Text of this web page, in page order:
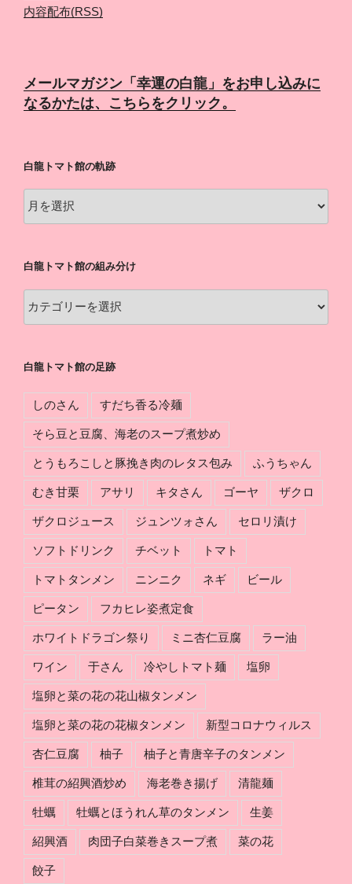
内容配布(RSS)
メールマガジン「幸運の白龍」をお申し込みに
なるかたは、こちらをクリック。
白龍トマト館の軌跡
龍
ト
館
の
軌
白龍トマト館の組み分け
龍
ト
館
み
分
け
白龍トマト館の足跡
しのさん すだち香る冷麺
そら豆と豆腐、海老のスープ煮炒め
とうもろこしと豚挽き肉のレタス包み ふうちゃん
むき甘栗 アサリ キタさん ゴーヤ ザクロ
ザクロジュース ジュンツォさん セロリ漬け
ソフトドリンク チベット トマト
トマトタンメン ニンニク ネギ ビール
ピータン フカヒレ姿煮定食
ホワイトドラゴン祭り ミニ杏仁豆腐 ラー油
ワイン 于さん 冷やしトマト麺 塩卵
塩卵と菜の花の花山椒タンメン
塩卵と菜の花の花椒タンメン 新型コロナウィルス
杏仁豆腐 柚子 柚子と青唐辛子のタンメン
椎茸の紹興酒炒め 海老巻き揚げ 清龍麺
牡蠣 牡蠣とほうれん草のタンメン 生姜
紹興酒 肉団子白菜巻きスープ煮 菜の花
餃子